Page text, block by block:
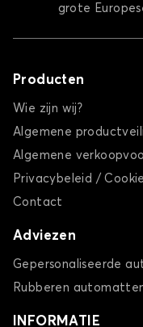
grote
Producten
Wie zijn wij?
Algemene
Algemene
Privacybeleid /
Contact
Adviezen
Gepersonaliseerde
Rubberen
INFORMATIE